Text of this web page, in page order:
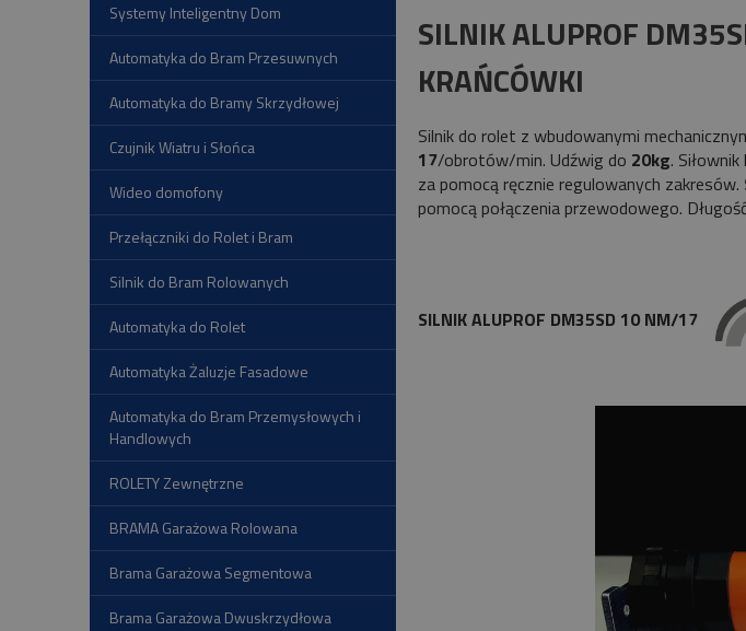
Systemy Inteligentny Dom
Automatyka do Bram Przesuwnych
Automatyka do Bramy Skrzydłowej
Czujnik Wiatru i Słońca
Wideo domofony
Przełączniki do Rolet i Bram
Silnik do Bram Rolowanych
Automatyka do Rolet
Automatyka Żaluzje Fasadowe
Automatyka do Bram Przemysłowych i
Handlowych
ROLETY Zewnętrzne
BRAMA Garażowa Rolowana
Brama Garażowa Segmentowa
Brama Garażowa Dwuskrzydłowa
SILNIK ALUPROF
KRAŃCÓWKI
Silnik do rolet z wbudowanymi
17/obrotów/min. Udźwig do 20kg.
za pomocą ręcznie regulowanych zakresów.
pomocą połączenia przewodowego.
SILNIK ALUPROF DM35SD 10 NM/17